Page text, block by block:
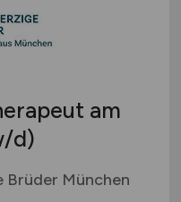
am
d)
Brüder München